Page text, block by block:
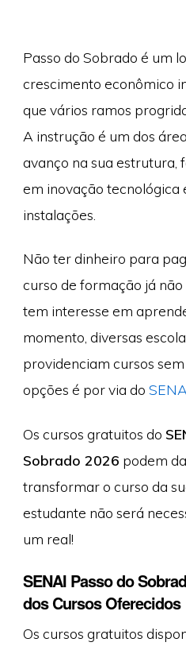
Passo do Sobrado é um
crescimento econômico
que vários ramos
A instrução é um dos
avanço na sua estrutura,
em inovação tecnológica
instalações.
Não ter dinheiro para
curso de formação já
tem interesse em
momento, diversas
providenciam cursos
opções é por via do
Os cursos gratuitos do
Sobrado 2026 podem
transformar o curso da
estudante não será
um real!
SENAI Passo do
dos Cursos Oferecidos
Os cursos gratuitos